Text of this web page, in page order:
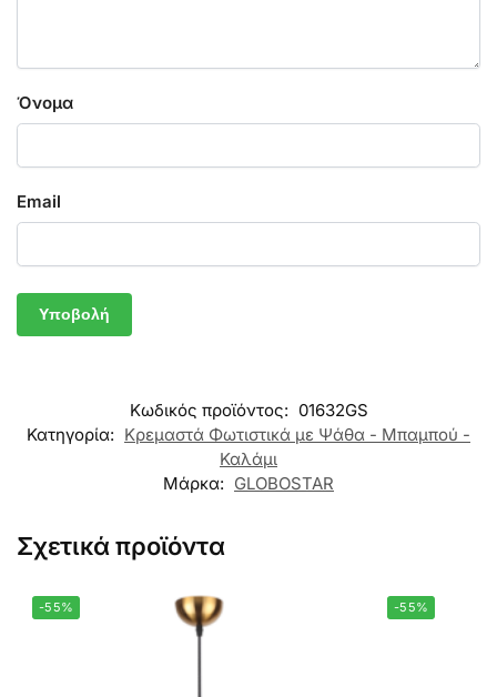
Όνομα
Email
Κωδικός προϊόντος: 01632GS
Κατηγορία: Κρεμαστά Φωτιστικά με Ψάθα - Μπαμπού -
Καλάμι
Μάρκα: GLOBOSTAR
Σχετικά προϊόντα
-55% -55%